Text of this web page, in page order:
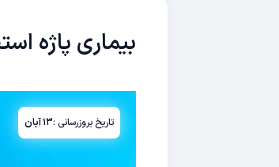
بیماری پاژه
تاریخ بروزرسانی :۱۳ آبان